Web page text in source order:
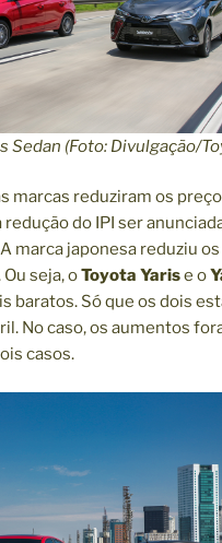
Sedan (Foto: Divulgação/
marcas reduziram os
do IPI ser
marca japonesa reduziu
seja, oToyota Yarise o
baratos. Só que os dois
No caso, os aumentos
casos.